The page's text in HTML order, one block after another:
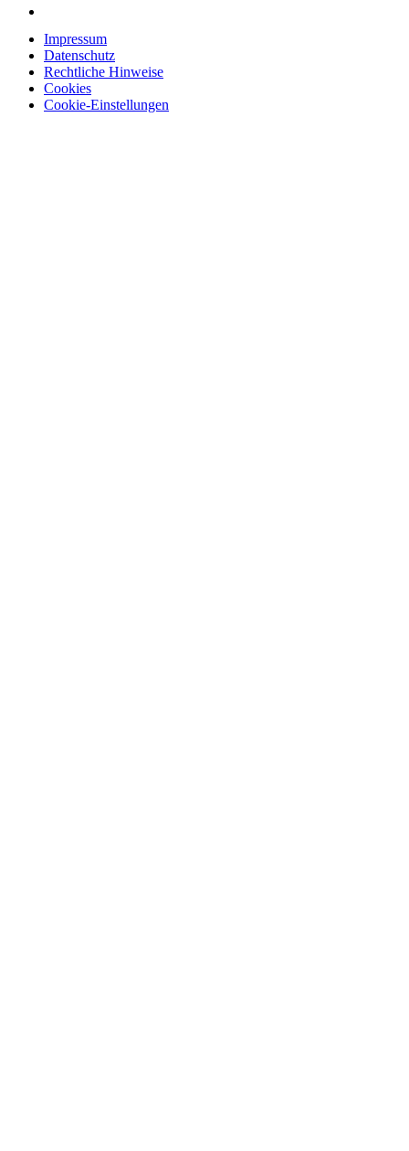
Impressum
Datenschutz
Rechtliche Hinweise
Cookies
Cookie-Einstellungen